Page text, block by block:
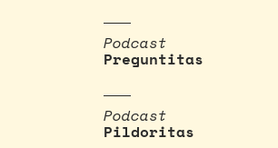
Podcast
Preguntitas
Podcast
Pildoritas